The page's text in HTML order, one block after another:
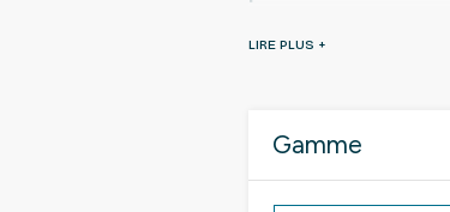
courant) sont aussi
Gamme